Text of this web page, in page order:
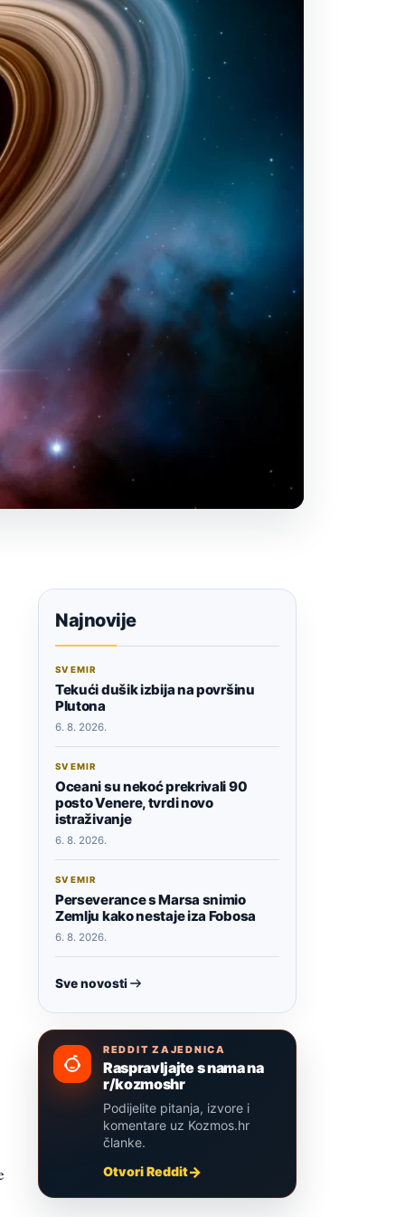
Najnovije
SVEMIR
Tekući dušik izbija na površinu
Plutona
6. 8. 2026.
SVEMIR
Oceani su nekoć prekrivali 90
posto Venere, tvrdi novo
istraživanje
6. 8. 2026.
SVEMIR
Perseverance s Marsa snimio
Zemlju kako nestaje iza Fobosa
6. 8. 2026.
Sve novosti
REDDIT ZAJEDNICA
Raspravljajte s nama na
r/kozmoshr
Podijelite pitanja, izvore i
komentare uz Kozmos.hr
članke.
Otvori Reddit